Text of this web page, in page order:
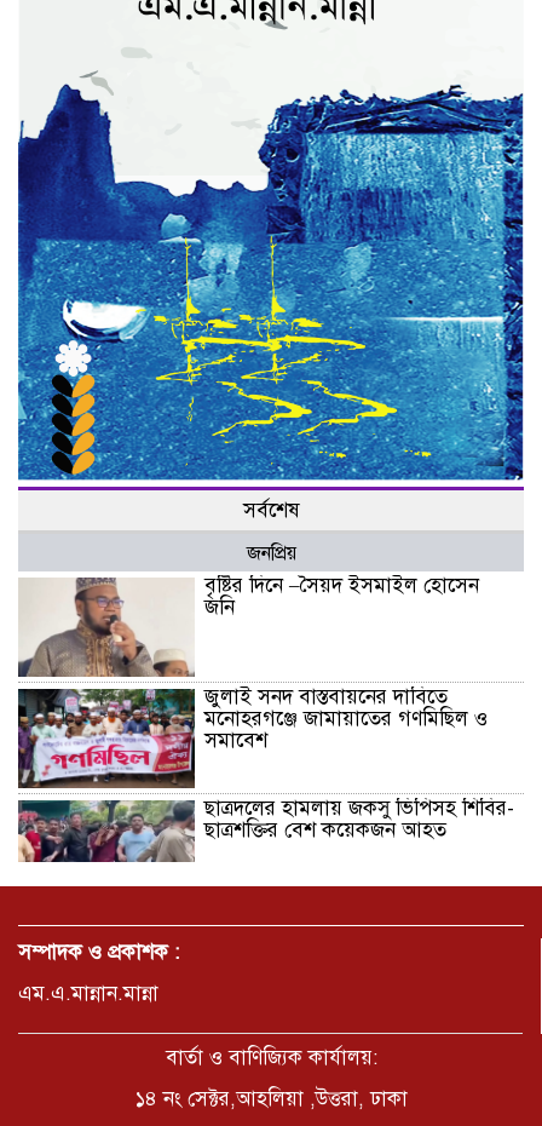
সর্বশেষ
জনপ্রিয়
বৃষ্টির দিনে –সৈয়দ ইসমাইল হোসেন
জনি
জুলাই সনদ বাস্তবায়নের দাবিতে
মনোহরগঞ্জে জামায়াতের গণমিছিল ও
সমাবেশ
ছাত্রদলের হামলায় জকসু ভিপিসহ শিবির-
ছাত্রশক্তির বেশ কয়েকজন আহত
মির্জাপুর পূর্ব ৮নং ওয়ার্ড বিএনপির
ভ্রমণ কাহিনী: পদ্মা পারে আনন্দ ভ্রমণ –
আব্দুস সাত্তার সুমন
সম্পাদক ও প্রকাশক :
এম.এ.মান্নান.মান্না
বার্তা ও বাণিজ্যিক কার্যালয়:
১৪ নং সেক্টর,আহলিয়া ,উত্তরা, ঢাকা